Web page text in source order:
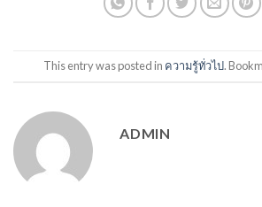
This entry was posted in ความรู้ทั่วไป.
ADMIN